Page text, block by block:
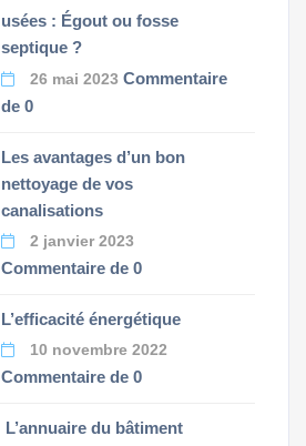
usées : Égout ou fosse
septique ?
26 mai 2023 Commentaire
de 0
Les avantages d’un bon
nettoyage de vos
canalisations
2 janvier 2023
Commentaire de 0
L’efficacité énergétique
10 novembre 2022
Commentaire de 0
L’annuaire du bâtiment